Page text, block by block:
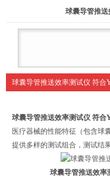
球囊导管推送
球囊导管推送效率测试仪 符合
球囊导管推送效率测试仪 符合
医疗器械的性能特征（包含球
提供多样的测试组合，测试结
球囊导管推送效率